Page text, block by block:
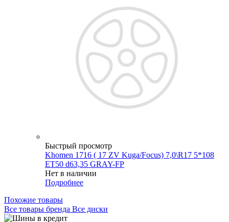
Быстрый просмотр
Khomen 1716 ( 17 ZV Kuga/Focus) 7,0\R17 5*108
ET50 d63,35 GRAY-FP
Нет в наличии
Подробнее
Похожие товары
Все товары бренда Все диски